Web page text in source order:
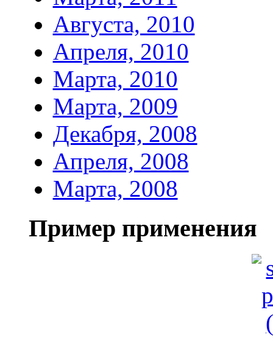
Августа, 2010
Апреля, 2010
Марта, 2010
Марта, 2009
Декабря, 2008
Апреля, 2008
Марта, 2008
Пример применения